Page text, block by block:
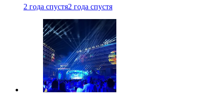
2 года спустя2 года спустя